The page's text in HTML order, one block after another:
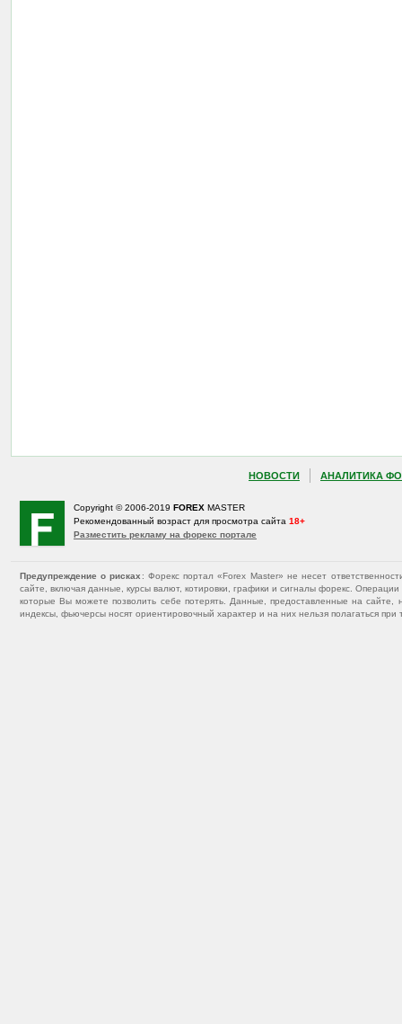
НОВОСТИ АНАЛИТИКА
Copyright © 2006-2019 FOREX MASTER
Рекомендованный возраст для просмотра сайта 18+
Разместить рекламу на форекс портале
Предупреждение о рисках : Форекс портал «Forex Master» не несет
сайте, включая данные, курсы валют, котировки, графики и сигналы форекс.
которые Вы можете позволить себе потерять. Данные, предоставленные на
индексы, фьючерсы носят ориентировочный характер и на них нельзя полагаться при